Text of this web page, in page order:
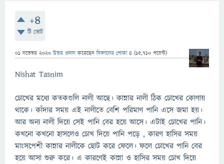
+4
টি ভোট
01 নভেম্বর 2020 উত্তর প্রদান করেছেনবিজ্ঞানের পোকা ৪ (15,710 পয়েন্ট)
Nishat Tasnim
চোখের মধ্যে কতকগুলি নালী আছে। কান্নার নালী ঠিক চোখের কোণায়
থাকে। কাঁদার সময় এই নালীতে বেশি পরিমাণ পানি এসে জমা হয়।
আর অন্য নালী দিয়ে সেই পানি বের হয়ে আসে। এটাই চোখের পানি।
কখনো কখনো হাসলেও চোখ দিয়ে পানি পড়ে , কারণ হাসির সময়
মাংসপেশী কান্নার নালীকে ছোট করে ফেলে। ফলে চোখের পানি বের
হয়ে আসা শুরু করে। এ কারণেই কান্না ও হাসির সময় চোখ দিয়ে